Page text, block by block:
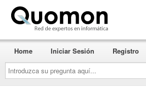
Introduzca
su
pregunta
aquí...
Home Iniciar Sesión Registro